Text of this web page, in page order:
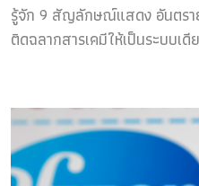
รู้จัก 9 สัญลักษณ์แสดง อันตราย
ติดฉลากสารเคมีให้เป็นระบบเ